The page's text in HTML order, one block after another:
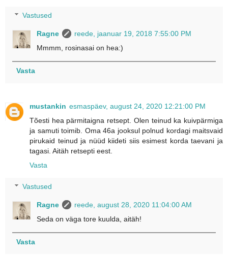
Vastused
Ragne
reede, jaanuar 19, 2018 7:55:00 PM
Mmmm, rosinasai on hea:)
Vasta
mustankin esmaspäev, august 24, 2020 12:21:00 PM
Tõesti hea pärmitaigna retsept. Olen teinud ka kuivpärmiga
ja samuti toimib. Oma 46a jooksul polnud kordagi maitsvaid
pirukaid teinud ja nüüd kiideti siis esimest korda taevani ja
tagasi. Aitäh retsepti eest.
Vasta
Vastused
Ragne
reede, august 28, 2020 11:04:00 AM
Seda on väga tore kuulda, aitäh!
Vasta